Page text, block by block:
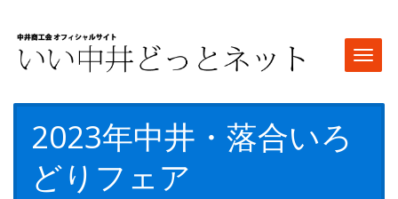
2023年中井・落合いろ
どりフェア